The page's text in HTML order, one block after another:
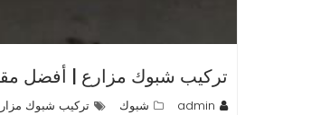
تركيب شبوك مزارع | أفضل
admin شبوك تركيب شبوك